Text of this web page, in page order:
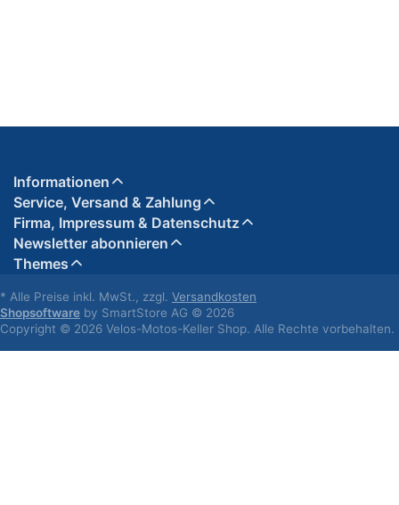
Informationen
Service, Versand & Zahlung
Firma, Impressum & Datenschutz
Newsletter abonnieren
Themes
* Alle Preise inkl. MwSt., zzgl. Versandkosten
Shopsoftware by SmartStore AG © 2026
Copyright © 2026 Velos-Motos-Keller Shop. Alle Rechte vorbehalten.